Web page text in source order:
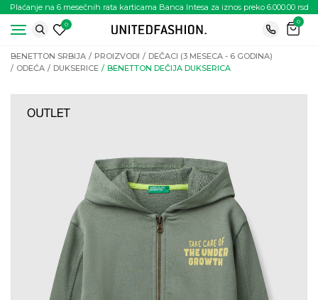
Plaćanje na 6 mesečnih rata karticama Banca Intesa za iznos preko 6.000.00 rsd
0
0
BENETTON SRBIJA PROIZVODI
DEČACI (3 MESECA - 6 GODINA)
ODEĆA
DUKSERICE BENETTON DEČIJA DUKSERICA